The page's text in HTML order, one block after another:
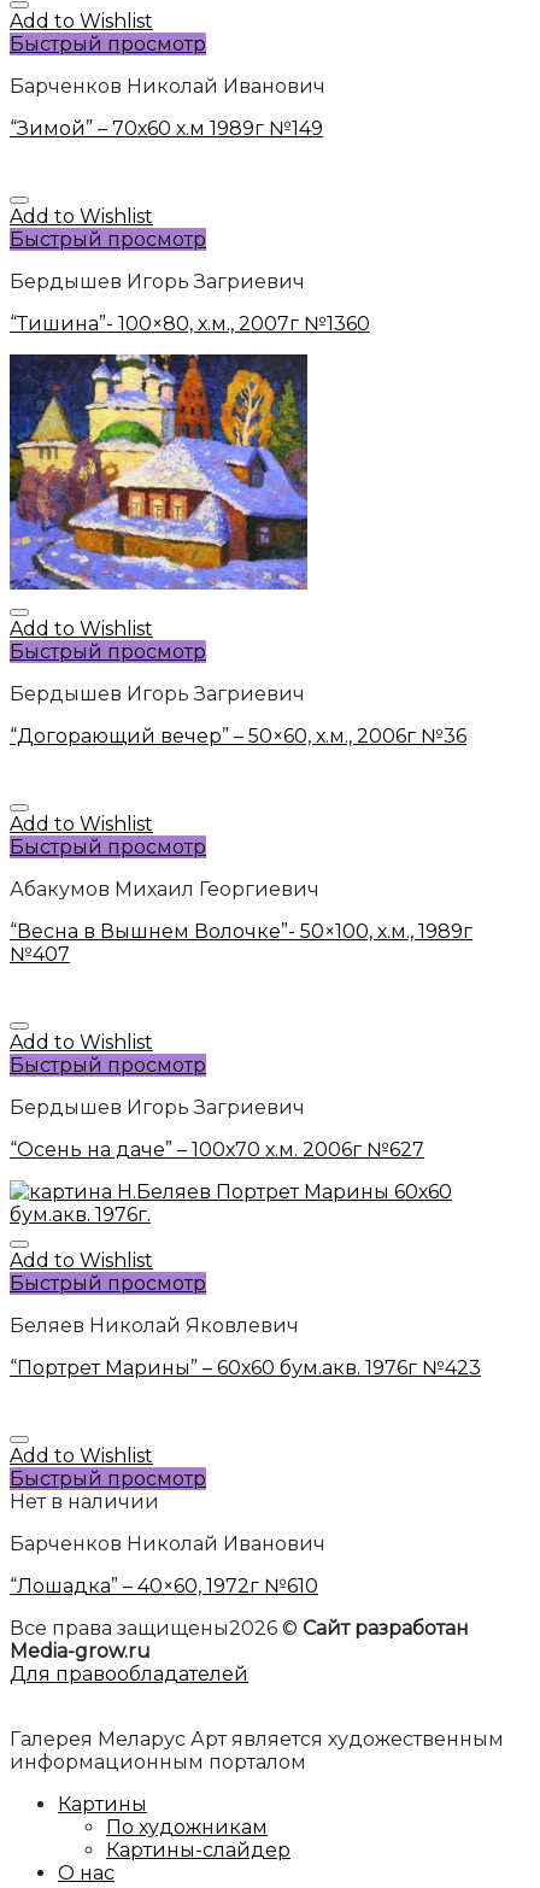
Add to Wishlist
Быстрый просмотр
Барченков Николай Иванович
“Зимой” – 70х60 х.м 1989г №149
Add to Wishlist
Быстрый просмотр
Бердышев Игорь Загриевич
“Тишина”- 100×80, х.м., 2007г №1360
Add to Wishlist
Быстрый просмотр
Бердышев Игорь Загриевич
“Догорающий вечер” – 50×60, х.м., 2006г №36
Add to Wishlist
Быстрый просмотр
Абакумов Михаил Георгиевич
“Весна в Вышнем Волочке”- 50×100, х.м., 1989г
№407
Add to Wishlist
Быстрый просмотр
Бердышев Игорь Загриевич
“Осень на даче” – 100х70 х.м. 2006г №627
Add to Wishlist
Быстрый просмотр
Беляев Николай Яковлевич
“Портрет Марины” – 60х60 бум.акв. 1976г №423
Add to Wishlist
Быстрый просмотр
Нет в наличии
Барченков Николай Иванович
“Лошадка” – 40×60, 1972г №610
Все права защищены2026 © Сайт разработан
Media-grow.ru
Для правообладателей
Галерея Меларус Арт является художественным
информационным порталом
Картины
По художникам
Картины-слайдер
О нас